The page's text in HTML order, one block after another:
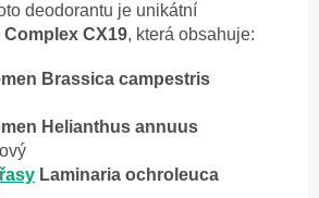
deodorantu je unikátní
Complex CX19, která obsahuje:
Brassica campestris
Helianthus annuus
řasy Laminaria ochroleuca